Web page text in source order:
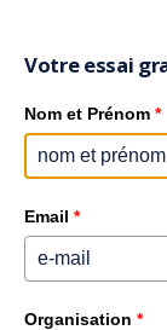
Depuis
plateforme
crédit, plan
Demandez
Votre essai
Nom et Prénom *
Email *
Organisation *